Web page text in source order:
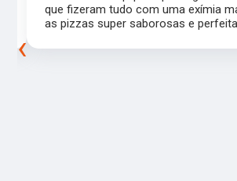
que fizeram tudo com uma exímia
as pizzas super saborosas e
‹